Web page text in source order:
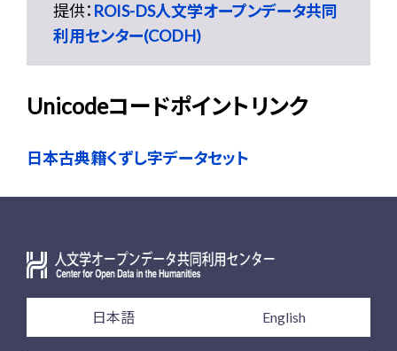
提供： ROIS-DS人文学オープンデータ共同
利用センター(CODH)
Unicodeコードポイントリンク
日本古典籍くずし字データセット
日本語 English